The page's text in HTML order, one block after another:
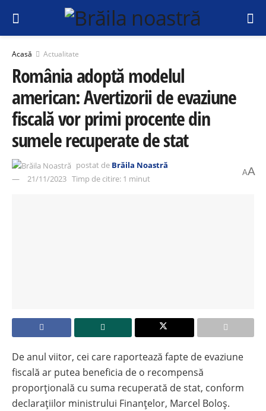
Acasă Actualitate
România adoptă modelul
american: Avertizorii de evaziune
fiscală vor primi procente din
sumele recuperate de stat
postat de Brăila Noastră
21/11/2023 Timp de citire: 1 minut
AA
De anul viitor, cei care raportează fapte de evaziune
fiscală ar putea beneficia de o recompensă
proporțională cu suma recuperată de stat, conform
declarațiilor ministrului Finanțelor, Marcel Boloș.